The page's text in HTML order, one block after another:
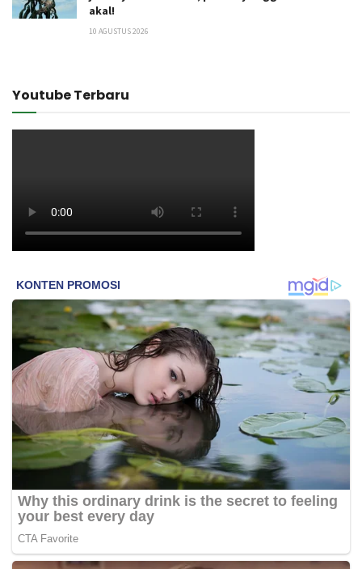
akal!
10 AGUSTUS 2026
Youtube Terbaru